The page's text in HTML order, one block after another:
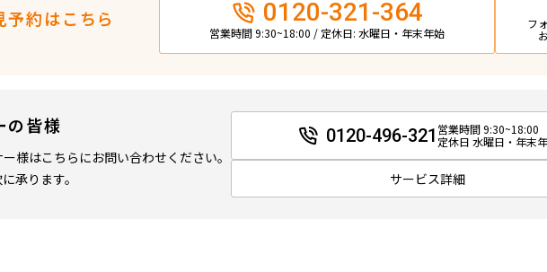
約はこちら 0120-321-364
営業時間 9:30~18:00 / 定休日: 水曜日・年末年始
フ
の皆様
様はこちらにお問い合わせください。
承ります。
0120-496-321 営業時間 9:30~18:00
定休日 水曜日・年末
サービス詳細